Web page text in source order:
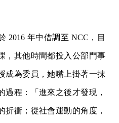
2016 年中借調至 NCC，目
，其他時間都投入公部門事
成為委員，她嘴上掛著一抹
過程：「進來之後才發現，
折衝；從社會運動的角度，